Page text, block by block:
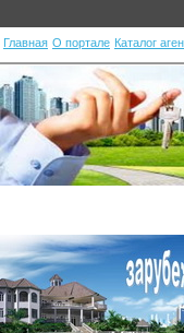
Главная О портале Каталог